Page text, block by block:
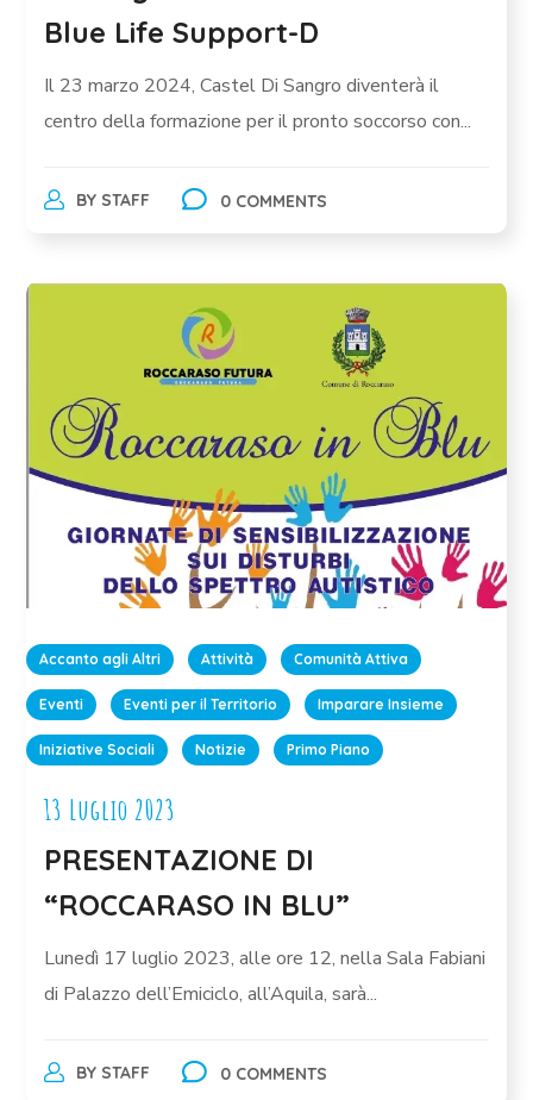
Blue Life Support-D
Il 23 marzo 2024, Castel Di Sangro diventerà il
centro della formazione per il pronto soccorso con...
BY STAFF 0 COMMENTS
Accanto agli Altri Attività Comunità Attiva
Eventi Eventi per il Territorio Imparare Insieme
Iniziative Sociali Notizie Primo Piano
13 Luglio 2023
PRESENTAZIONE DI
“ROCCARASO IN BLU”
Lunedì 17 luglio 2023, alle ore 12, nella Sala Fabiani
di Palazzo dell’Emiciclo, all’Aquila, sarà...
BY STAFF 0 COMMENTS